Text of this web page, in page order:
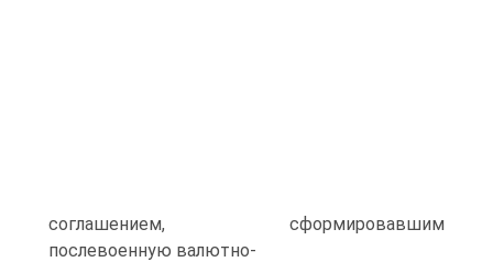
соглашением, сформировавшим
послевоенную валютно-